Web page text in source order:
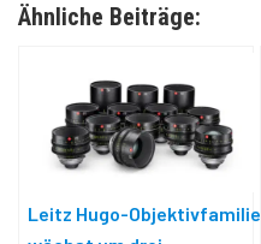
Ähnliche Beiträge:
Leitz Hugo-Objektivfamilie